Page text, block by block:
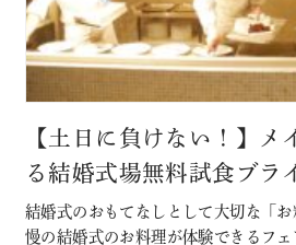
【土日に負けない！】メ
る結婚式場無料試食ブラ
結婚式のおもてなしとして大切な「
慢の結婚式のお料理が体験できるフェ